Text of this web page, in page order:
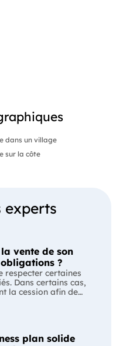
dans un village
sur la côte
experts
vente de son
?
respecter certaines
Dans certains cas,
la cession afin de
présenter une offre
plan solide